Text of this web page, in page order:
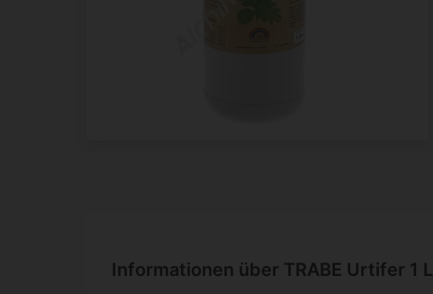
Informationen über TRABE Urtifer 1 L